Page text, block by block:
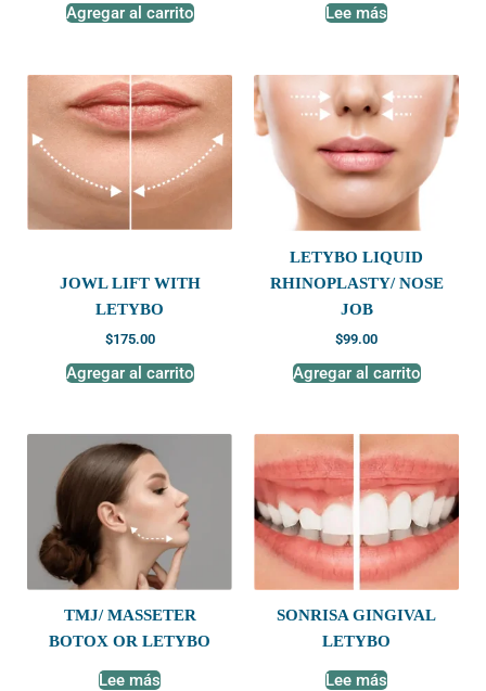
Agregar al carrito Lee más
JOWL LIFT WITH
LETYBO
$175.00
Agregar al carrito
LETYBO LIQUID
RHINOPLASTY/ NOSE
JOB
$99.00
Agregar al carrito
TMJ/ MASSETER
BOTOX OR LETYBO
Lee más
SONRISA GINGIVAL
LETYBO
Lee más